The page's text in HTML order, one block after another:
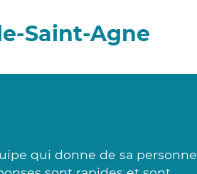
Saint-Agne
qui donne de sa personne